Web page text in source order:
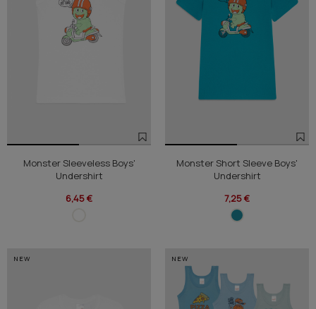
Monster Sleeveless Boys'
Undershirt
6,45 €
Monster Short Sleeve Boys'
Undershirt
7,25 €
NEW NEW